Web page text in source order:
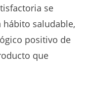
se
saludable,
positivo de
que